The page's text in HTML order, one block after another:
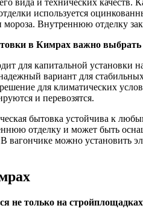
используется
Внутреннюю отделку
в Кимрах важно
для капитальной установки
вариант для
для климатических
и перевозятся.
бытовка устойчива к
отделку и может быть
можно установить
не только на